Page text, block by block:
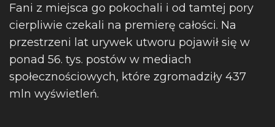
Fani z miejsca go pokochali i od tamtej pory
cierpliwie czekali na premierę całości. Na
przestrzeni lat urywek utworu pojawił się w
ponad 56. tys. postów w mediach
społecznościowych, które zgromadziły 437
mln wyświetleń.